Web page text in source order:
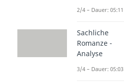
2/4 – Dauer: 05:11
Sachliche
Romanze -
Analyse
3/4 – Dauer: 05:03